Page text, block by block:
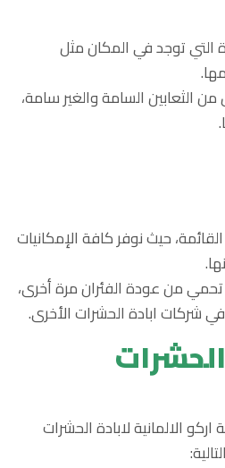
التي توجد في المكان مثل
من الثعابين السامة والغير سامة،
حيث نوفر كافة الإمكانيات
من عودة الفئران مرة أخرى،
شركات ابادة الحشرات الأخرى.
الالمانية لابادة الحشرات